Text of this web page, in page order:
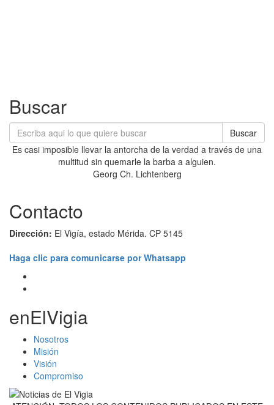
Buscar
Buscar
Es casi imposible llevar la antorcha de la verdad a través de una
multitud sin quemarle la barba a alguien.
Georg Ch. Lichtenberg
Contacto
Dirección: El Vigía, estado Mérida. CP 5145
Haga clic para comunicarse por Whatsapp
enElVigia
Nosotros
Misión
Visión
Compromiso